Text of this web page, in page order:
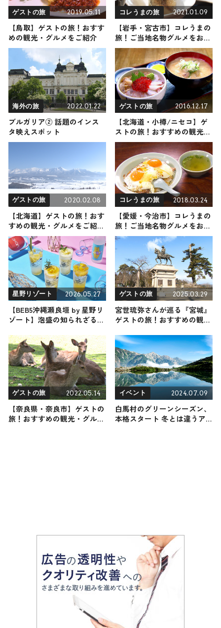
ゲストの旅 2019.05.11
【鳥取】ゲストの旅！おすす
めの観光・グルメをご紹介
コレうまの旅 2021.01.09
【岩手・宮古市】コレうまの
旅！ご当地名物グルメをお届
け
海外の旅 2022.01.22
ブルガリア② 話題のインス
タ映えスポット
ゲストの旅 2016.12.17
【北海道・小樽/ニセコ】ゲ
ストの旅！おすすめの観光・
グルメをご紹介
ゲストの旅 2020.02.08
【北海道】ゲストの旅！おす
すめの観光・グルメをご紹介
2020年2月8日放送
コレうまの旅 2018.03.24
【愛媛・今治市】コレうまの
旅！ご当地名物グルメをお届
け
星野リゾート 2026.05.27
【BEB5沖縄瀬良垣 by 星野リ
ゾート】泡盛の知られざる魅
Summer Night』が6/1〜開
催！ 泡盛をアレンジしたカ
クテルやサワーで夏の夜を涼
やかに楽しもう ♪
ゲストの旅 2025.03.29
宮世琉弥さんが巡る『宮城』
ゲストの旅！おすすめの観
月29日放送
ゲストの旅 2022.05.14
【奈良県・奈良市】ゲストの
旅！おすすめの観光・グルメ
イベント 2024.07.09
白馬村のグリーンシーズン、
本格スタート 冬とは違うア